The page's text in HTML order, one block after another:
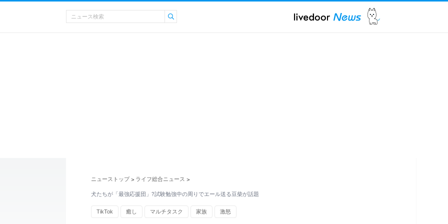
ニューストップ > ライフ総合ニュース >
犬たちが「最強応援団」?試験勉強中の周りでエール送る豆柴が話題
TikTok 癒し マルチタスク 家族 激怒